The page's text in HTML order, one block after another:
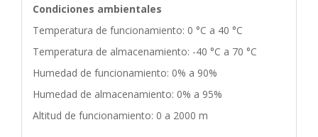
Condiciones ambientales
Temperatura de funcionamiento: 0 °C a 40 °C
Temperatura de almacenamiento: -40 °C a 70 °C
Humedad de funcionamiento: 0% a 90%
Humedad de almacenamiento: 0% a 95%
Altitud de funcionamiento: 0 a 2000 m